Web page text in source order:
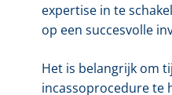
expertise in te
op een succesvolle
Het is belangrijk om
incassoprocedure te